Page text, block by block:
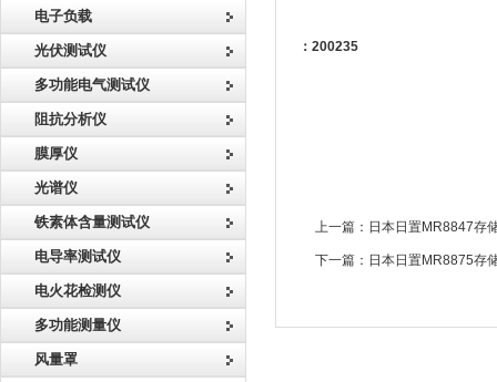
电子负载
光伏测试仪
多功能电气测试仪
阻抗分析仪
膜厚仪
光谱仪
铁素体含量测试仪
电导率测试仪
电火花检测仪
多功能测量仪
风量罩
：200235
上一篇： 日本日置MR8847存
下一篇： 日本日置MR8875存